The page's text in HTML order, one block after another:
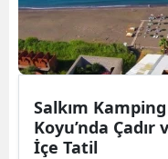
Salkım
Koyu’nda
İçe Tatil